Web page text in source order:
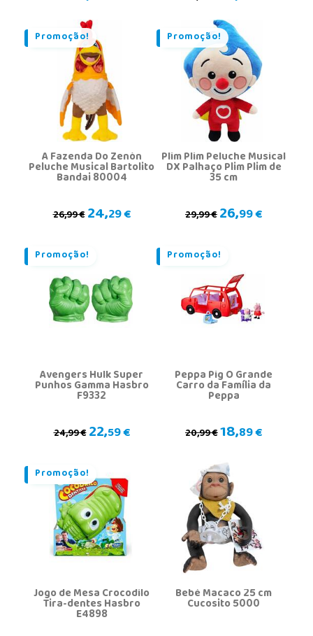
Promoção!
A Fazenda Do Zenón
Peluche Musical Bartolito
Bandai 80004
26,99 €24,29 €
Promoção!
Plim Plim Peluche Musical
DX Palhaço Plim Plim de
35 cm
29,99 €26,99 €
Promoção!
Avengers Hulk Super
Punhos Gamma Hasbro
F9332
24,99 €22,59 €
Promoção!
Peppa Pig O Grande
Carro da Família da
Peppa
20,99 €18,89 €
Promoção!
Jogo de Mesa Crocodilo
Tira-dentes Hasbro
E4898
Bebé Macaco 25 cm
Cucosito 5000